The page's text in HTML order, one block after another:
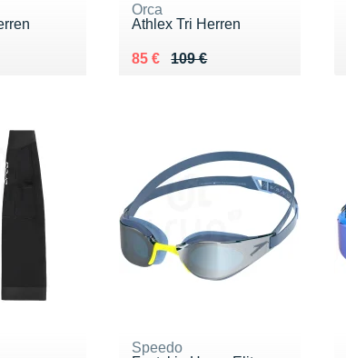
Orca
Athlex Tri Herren
109 €
Au lieu de 109 €
85 €
Vendu 85 €
Speedo